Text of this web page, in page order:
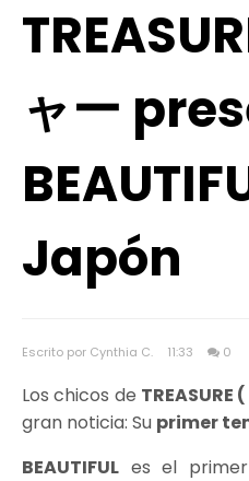
ャー
Japón
Escrito por Cynthia C. 11:33 0
Los chicos de TREASURE
gran noticia: Su primer
BEAUTIFUL es el